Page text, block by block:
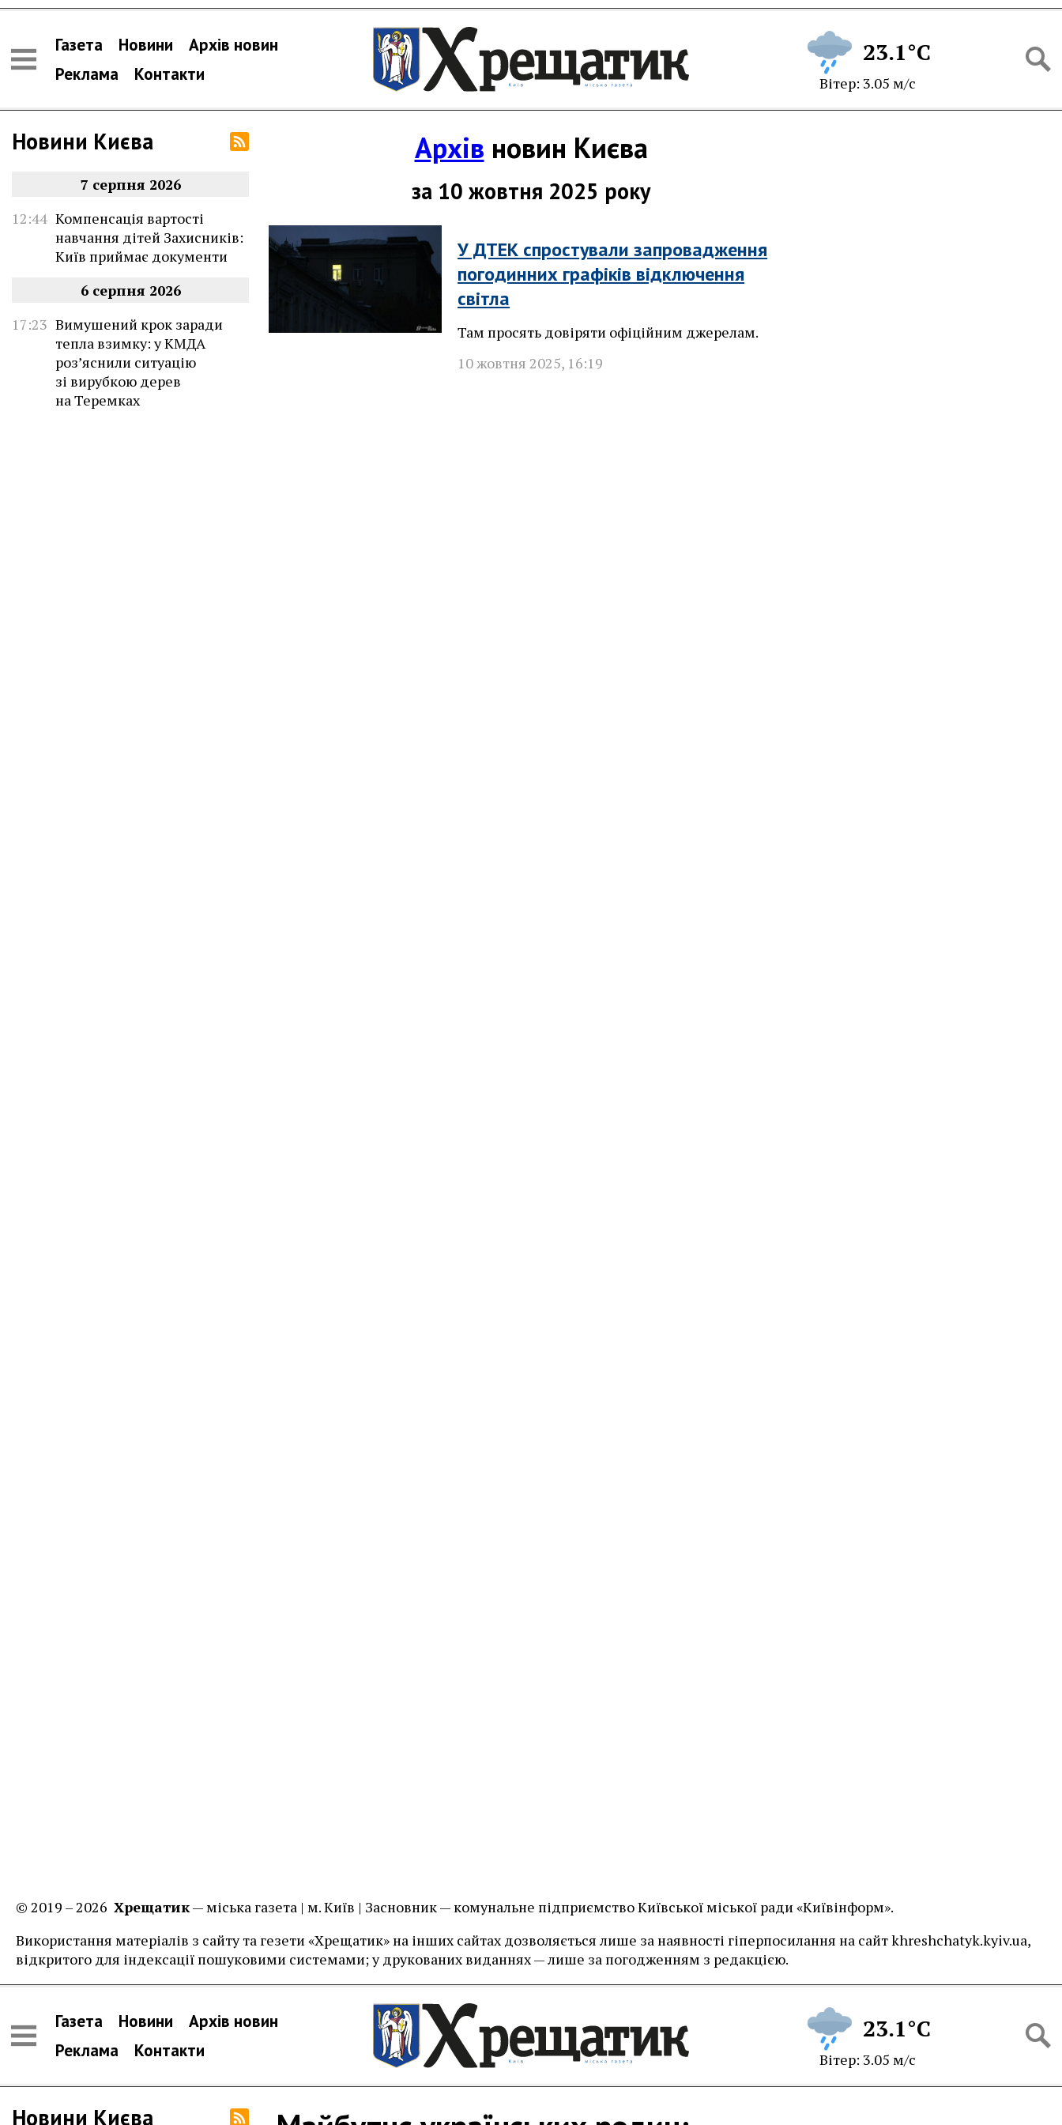
Газета Новини
Архів новин
Реклама
Контакти
23.1°C
Вітер: 3.05 м/с
Новини Києва
7 серпня 2026
12:44 Компенсація вартості
навчання дітей Захисників:
Київ приймає документи
6 серпня 2026
17:23 Вимушений крок заради
тепла взимку: у КМДА
роз’яснили ситуацію
зі вирубкою дерев
на Теремках
Архів новин Києва
за 10 жовтня 2025 року
У ДТЕК спростували запровадження
погодинних графіків відключення
світла
Там просять довіряти офіційним джерелам.
10 жовтня 2025, 16:19
© 2019 – 2026 Хрещатик— міська газета | м. Київ | Засновник — комунальне підприємство Київської міської ради «Київінформ».
Використання матеріалів з сайту та гезети «Хрещатик» на інших сайтах дозволяється лише за наявності гіперпосилання на сайт khreshchatyk.kyiv.ua,
відкритого для індексації пошуковими системами; у друкованих виданнях — лише за погодженням з редакцією.
Газета Новини
Архів новин
Реклама
Контакти
23.1°C
Вітер: 3.05 м/с
Новини Києва